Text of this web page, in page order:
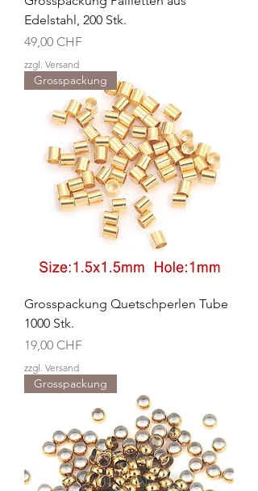
Edelstahl, 200 Stk.
Preis
49,00 CHF
zzgl. Versand
Grosspackung
Grosspackung Quetschperlen Tube
1000 Stk.
Preis
19,00 CHF
zzgl. Versand
Grosspackung